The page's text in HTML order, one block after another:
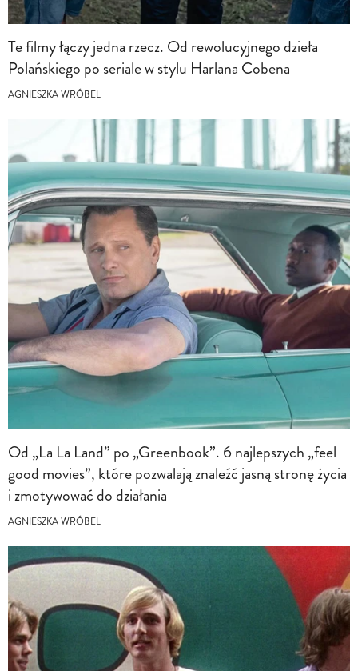
Te filmy łączy jedna rzecz. Od rewolucyjnego dzieła
Polańskiego po seriale w stylu Harlana Cobena
AGNIESZKA WRÓBEL
Od „La La Land” po „Greenbook”. 6 najlepszych „feel
good movies”, które pozwalają znaleźć jasną stronę życia
i zmotywować do działania
AGNIESZKA WRÓBEL